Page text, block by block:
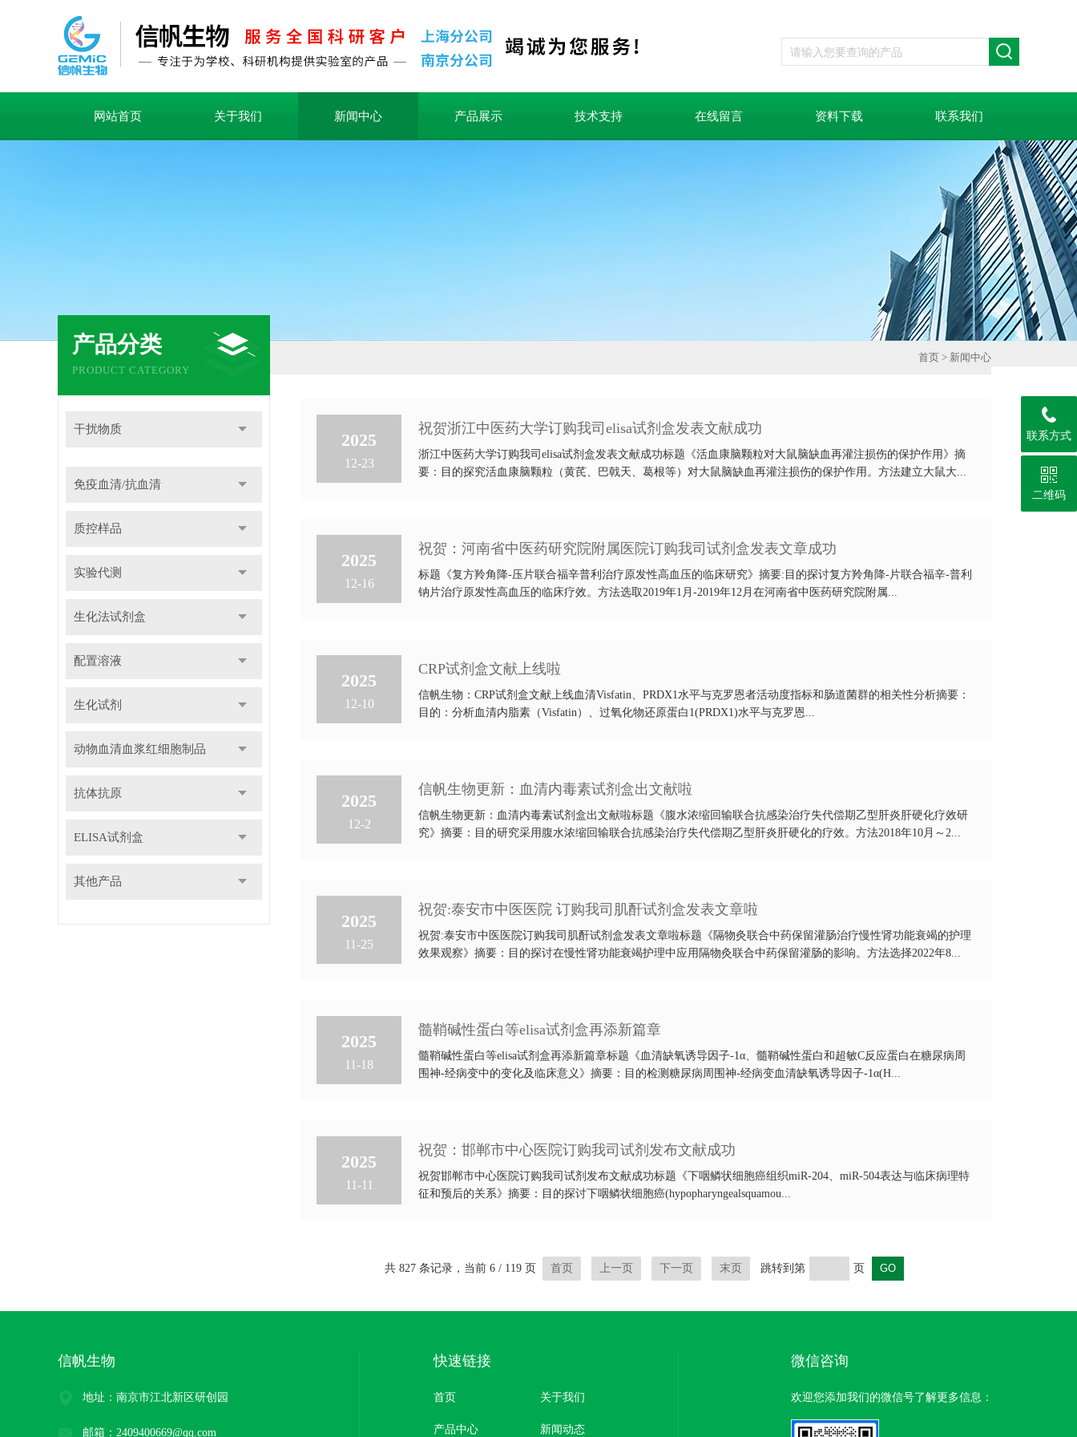
网站首页 关于我们 新闻中心 产品展示 技术支持 在线留言 资料下载 联系我们
产品分类
PRODUCT CATEGORY
干扰物质
免疫血清/抗血清
质控样品
实验代测
生化法试剂盒
配置溶液
生化试剂
动物血清血浆红细胞制品
抗体抗原
ELISA试剂盒
其他产品
首页 > 新闻中心
2025
12-23
祝贺浙江中医药大学订购我司elisa试剂盒发表文献成功
浙江中医药大学订购我司elisa试剂盒发表文献成功标题《活血康脑颗粒对大鼠脑缺血再灌注损伤的保护作用》摘
要：目的探究活血康脑颗粒（黄芪、巴戟天、葛根等）对大鼠脑缺血再灌注损伤的保护作用。方法建立大鼠大...
2025
12-16
祝贺：河南省中医药研究院附属医院订购我司试剂盒发表文章成功
标题《复方羚角降-压片联合福辛普利治疗原发性高血压的临床研究》摘要:目的探讨复方羚角降-片联合福辛-普利
钠片治疗原发性高血压的临床疗效。方法选取2019年1月-2019年12月在河南省中医药研究院附属...
2025
12-10
CRP试剂盒文献上线啦
信帆生物：CRP试剂盒文献上线血清Visfatin、PRDX1水平与克罗恩者活动度指标和肠道菌群的相关性分析摘要：
目的：分析血清内脂素（Visfatin）、过氧化物还原蛋白1(PRDX1)水平与克罗恩...
2025
12-2
信帆生物更新：血清内毒素试剂盒出文献啦
信帆生物更新：血清内毒素试剂盒出文献啦标题《腹水浓缩回输联合抗感染治疗失代偿期乙型肝炎肝硬化疗效研
究》摘要：目的研究采用腹水浓缩回输联合抗感染治疗失代偿期乙型肝炎肝硬化的疗效。方法2018年10月～2...
2025
11-25
祝贺:泰安市中医医院 订购我司肌酐试剂盒发表文章啦
祝贺:泰安市中医医院订购我司肌酐试剂盒发表文章啦标题《隔物灸联合中药保留灌肠治疗慢性肾功能衰竭的护理
效果观察》摘要：目的探讨在慢性肾功能衰竭护理中应用隔物灸联合中药保留灌肠的影响。方法选择2022年8...
2025
11-18
​髓鞘碱性蛋白等elisa试剂盒再添新篇章
髓鞘碱性蛋白等elisa试剂盒再添新篇章标题《血清缺氧诱导因子-1α、髓鞘碱性蛋白和超敏C反应蛋白在糖尿病周
围神-经病变中的变化及临床意义》摘要：目的检测糖尿病周围神-经病变血清缺氧诱导因子-1α(H...
2025
11-11
祝贺：邯郸市中心医院订购我司试剂发布文献成功
祝贺邯郸市中心医院订购我司试剂发布文献成功标题《下咽鳞状细胞癌组织miR-204、miR-504表达与临床病理特
征和预后的关系》摘要：目的探讨下咽鳞状细胞癌(hypopharyngealsquamou...
共 827 条记录，当前 6 / 119 页 首页 上一页 下一页 末页 跳转到第 页
信帆生物
地址：南京市江北新区研创园
邮箱：2409400669@qq.com
快速链接
首页 关于我们
产品中心 新闻动态
微信咨询
欢迎您添加我们的微信号了解更多信息：
联系方式
二维码